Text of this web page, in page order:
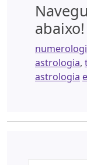
abaixo!
astrologia,
astrologia